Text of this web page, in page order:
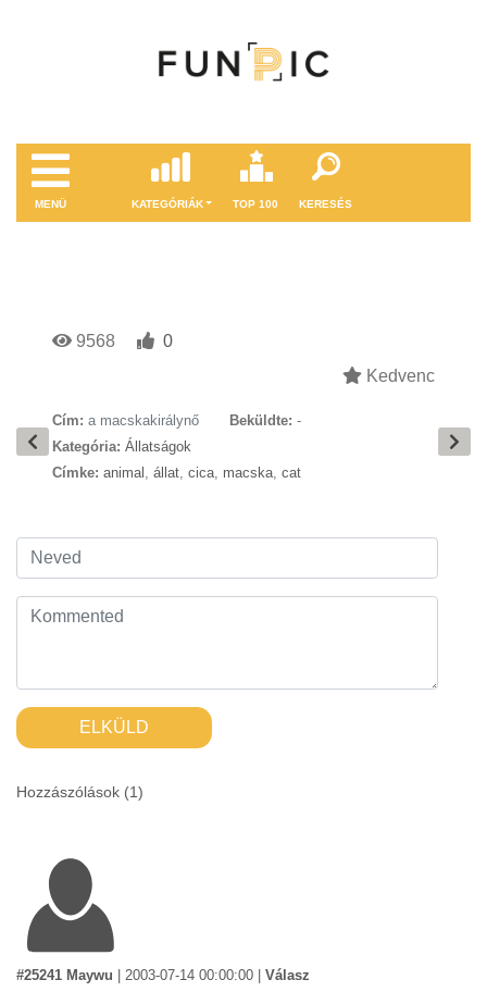
MENÜ KATEGÓRIÁK TOP 100 KERESÉS
9568
0
Kedvenc
Cím: a macskakirálynő Beküldte: -
Kategória: Állatságok
Címke: animal , állat, cica, macska, cat
ELKÜLD
Hozzászólások (1)
#25241 Maywu 2003-07-14 00:00:00 Válasz